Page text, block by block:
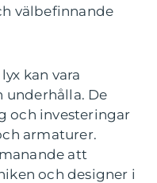
välbefinnande
kan vara
underhålla. De
och investeringar
armaturer.
att
och designer i